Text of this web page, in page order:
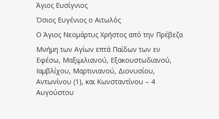
Άγιος Ευσίγνιος
Όσιος Ευγένιος ο Αιτωλός
Ο Άγιος Νεομάρτυς Χρήστος από την Πρέβεζα
Μνήμη των Aγίων επτά Παίδων των εν
Eφέσω, Mαξιμιλιανού, Eξακουστωδιανού,
Iαμβλίχου, Mαρτινιανού, Διονυσίου,
Aντωνίνου (1), και Kωνσταντίνου – 4
Αυγούστου